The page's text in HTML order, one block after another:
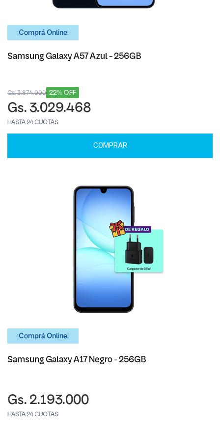
¡Comprá Online!
Samsung Galaxy A57 Azul - 256GB
22% OFF
Gs. 3.874.000
Gs. 3.029.468
HASTA 24 CUOTAS
COMPRAR
¡Comprá Online!
Samsung Galaxy A17 Negro - 256GB
Gs. 2.193.000
HASTA 24 CUOTAS